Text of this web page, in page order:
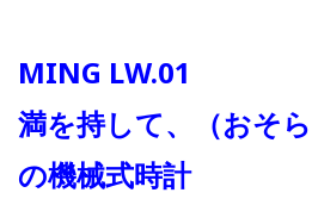
MING LW.01
満を持して、（おそ
の機械式時計